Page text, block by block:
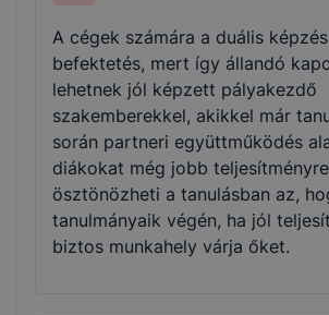
A cégek számára a duális
befektetés, mert így állandó
lehetnek jól képzett pályakezdő
szakemberekkel, akikkel már
során partneri együttműködés
diákokat még jobb teljesítményre
ösztönözheti a tanulásban az,
tanulmányaik végén, ha jól
biztos munkahely várja őket.